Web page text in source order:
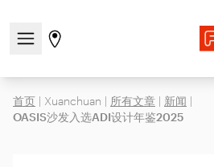
打开/关闭导航菜单
前往商店页面
首页 | Xuanchuan | 所有文章 | 新闻 |
OASIS沙发入选ADI设计年鉴2025